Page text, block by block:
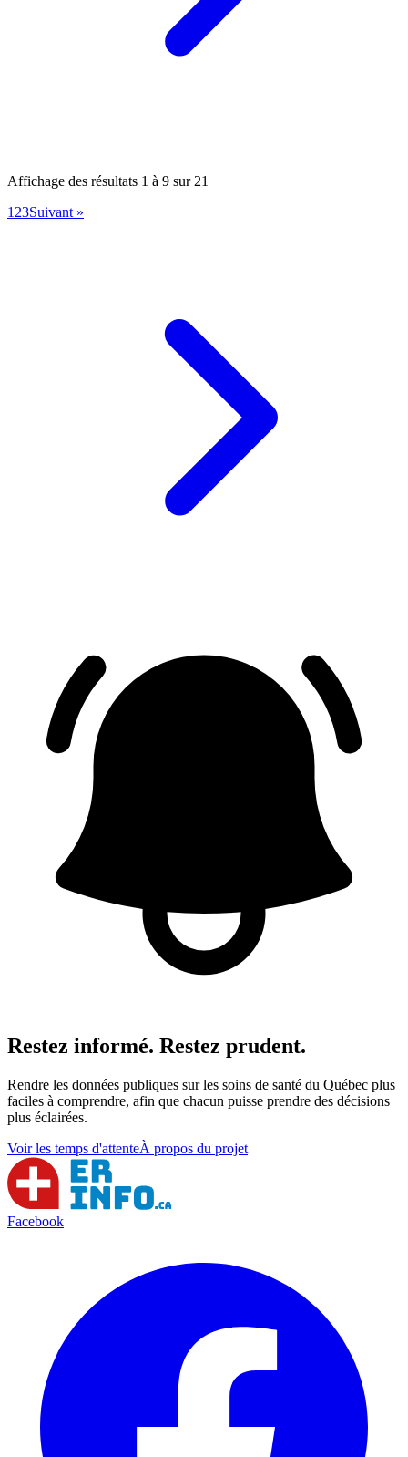
Affichage des résultats 1 à 9 sur 21
1 23Suivant »
Restez informé. Restez prudent.
Rendre les données publiques sur les soins de santé du Québec plus
faciles à comprendre, afin que chacun puisse prendre des décisions
plus éclairées.
Voir les temps d'attenteÀ propos du projet
Facebook